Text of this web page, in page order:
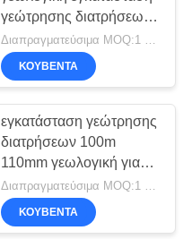
γεώτρησης διατρήσεων
βάθους 35.3KW
Διαπραγματεύσιμα MOQ:1 σύνολο
ΚΟΥΒΈΝΤΑ
εγκατάσταση γεώτρησης
διατρήσεων 100m
110mm γεωλογική για
την αστική κατασκευή
ΚΟΥΒΈΝΤΑ